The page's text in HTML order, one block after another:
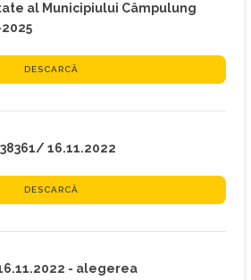
al Municipiului Câmpulung
DESCARCĂ
16.11.2022
DESCARCĂ
- alegerea